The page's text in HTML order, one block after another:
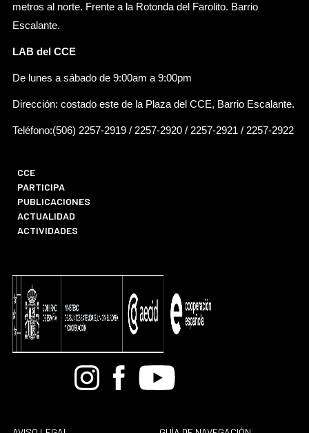
metros al norte. Frente a la Rotonda del Farolito. Barrio
Escalante.
LAB del CCE
De lunes a sábado de 9:00am a 9:00pm
Dirección: costado este de la Plaza del CCE, Barrio Escalante.
Teléfono:(506) 2257-2919 / 2257-2920 / 2257-2921 / 2257-2922
CCE
PARTICIPA
PUBLICACIONES
ACTUALIDAD
ACTIVIDADES
BandcampInstagramFacebook
Youtube